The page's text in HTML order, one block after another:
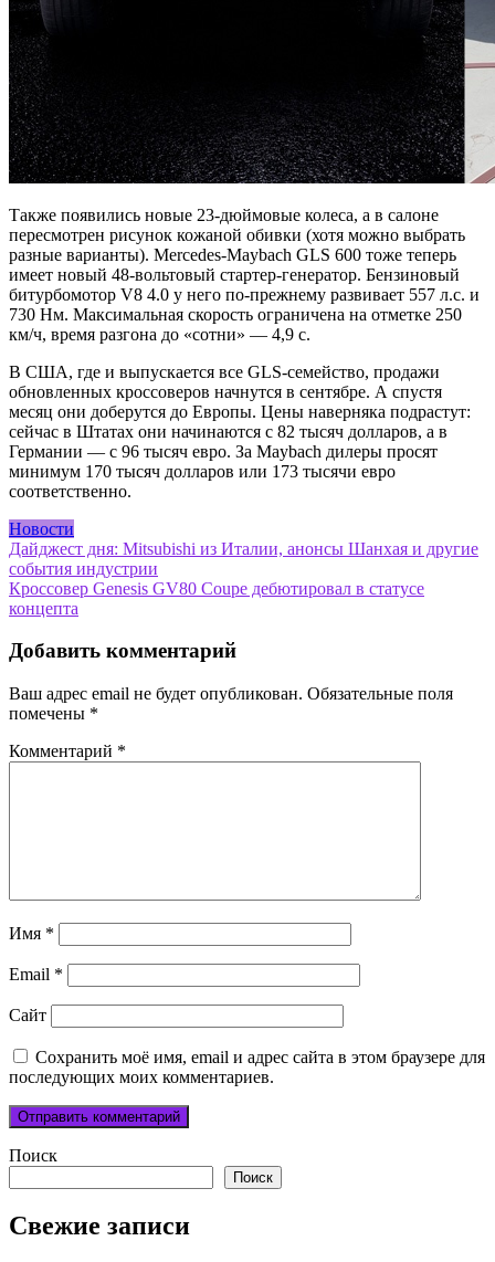
Также появились новые 23-дюймовые колеса, а в салоне
пересмотрен рисунок кожаной обивки (хотя можно выбрать
разные варианты). Mercedes-Maybach GLS 600 тоже теперь
имеет новый 48-вольтовый стартер-генератор. Бензиновый
битурбомотор V8 4.0 у него по-прежнему развивает 557 л.с. и
730 Нм. Максимальная скорость ограничена на отметке 250
км/ч, время разгона до «сотни» — 4,9 с.
В США, где и выпускается все GLS-семейство, продажи
обновленных кроссоверов начнутся в сентябре. А спустя
месяц они доберутся до Европы. Цены наверняка подрастут:
сейчас в Штатах они начинаются с 82 тысяч долларов, а в
Германии — с 96 тысяч евро. За Maybach дилеры просят
минимум 170 тысяч долларов или 173 тысячи евро
соответственно.
Новости
Навигация
по
записям
Дайджест дня: Mitsubishi из Италии, анонсы Шанхая и другие
события индустрии
Кроссовер Genesis GV80 Coupe дебютировал в статусе
концепта
Добавить комментарий
Ваш адрес email не будет опубликован. Обязательные поля
помечены *
Комментарий *
Имя *
Email *
Сайт
Сохранить моё имя, email и адрес сайта в этом браузере для
последующих моих комментариев.
Поиск
Поиск
Свежие записи